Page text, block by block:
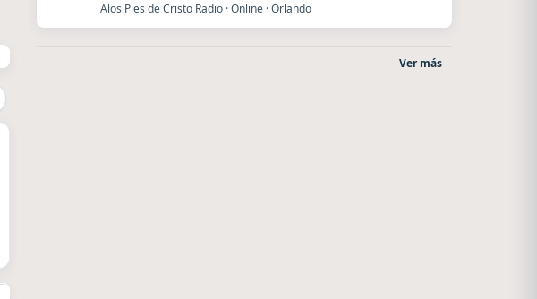
Alos Pies de Cristo Radio · Online · Orlando
Ver más